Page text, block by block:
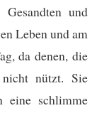
und
Leben und am
da denen, die
nützt. Sie
eine schlimme